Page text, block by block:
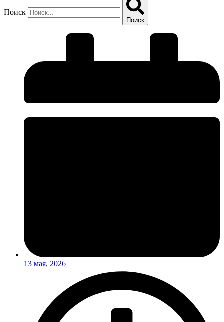
Поиск
Поиск
13 мая, 2026